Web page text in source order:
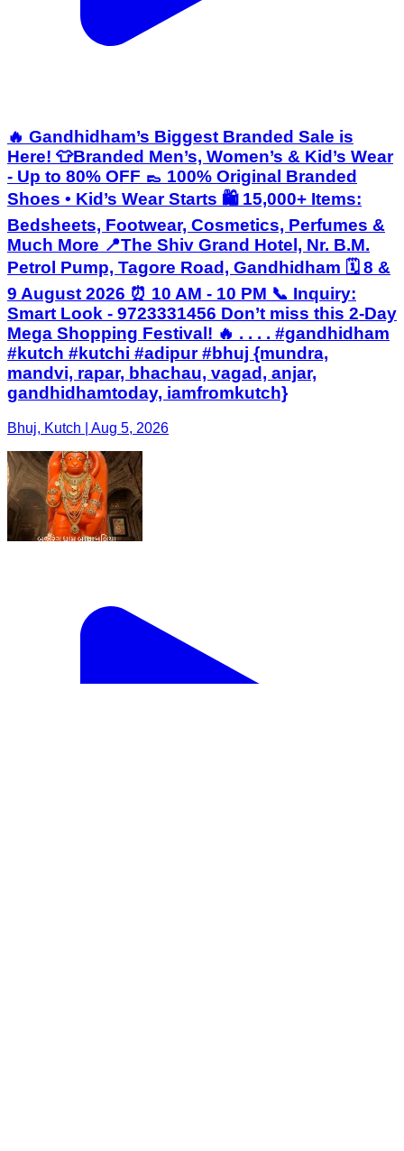
🔥 Gandhidham’s Biggest Branded Sale is
Here! 👕Branded Men’s, Women’s & Kid’s Wear
- Up to 80% OFF 👞 100% Original Branded
Shoes • Kid’s Wear Starts 🛍️ 15,000+ Items:
Bedsheets, Footwear, Cosmetics, Perfumes &
Much More 📍The Shiv Grand Hotel, Nr. B.M.
Petrol Pump, Tagore Road, Gandhidham 🗓️ 8 &
9 August 2026 ⏰ 10 AM - 10 PM 📞 Inquiry:
Smart Look - 9723331456 Don’t miss this 2-Day
Mega Shopping Festival! 🔥 . . . . #gandhidham
#kutch #kutchi #adipur #bhuj {mundra,
mandvi, rapar, bhachau, vagad, anjar,
gandhidhamtoday, iamfromkutch}
Bhuj, Kutch | Aug 5, 2026